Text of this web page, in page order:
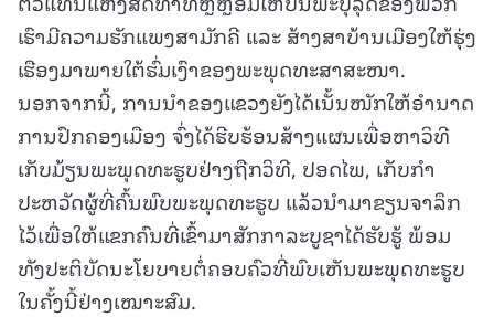
ເຮົາມີຄວາມຮັກແພງສາມັກຄີ ແລະ ສ້າງສາບ້ານເມືອງໃຫ້ຮຸ່ງ
ເຮືອງມາພາຍໃຕ້ຮົ່ມເງົາຂອງພະພຸດທະສາສະໜາ.
ນອກຈາກນີ້, ການນໍາຂອງແຂວງຍັງໄດ້ເນັ້ນໜັກໃຫ້ອຳນາດ
ການປົກຄອງເມືອງ ຈົ່ງໄດ້ຮີບຮ້ອນສ້າງແຜນເພື່ອຫາວິທີ
ເກັບມ້ຽນພະພຸດທະຮູບຢ່າງຖືກວິທີ, ປອດໄພ, ເກັບກຳ
ປະຫວັດຜູ້ທີ່ຄົ້ນພົບພະພຸດທະຮູບ ແລ້ວນຳມາຂຽນຈາລຶກ
ໄວ້ເພື່ອໃຫ້ແຂກຄົນທີ່ເຂົ້າມາສັກກາລະບູຊາໄດ້ຮັບຮູ້ ພ້ອມ
ທັງປະຕິບັດນະໂຍບາຍຕໍ່ຄອບຄົວທີ່ພົບເຫັນພະພຸດທະຮູບ
ໃນຄັ້ງນີ້ຢ່າງເໝາະສົມ.